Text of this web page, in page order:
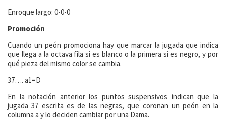
Enroque largo: 0-0-0
Promoción
Cuando un peón promociona hay que marcar la jugada que indica
que llega a la octava fila si es blanco o la primera si es negro, y por
qué pieza del mismo color se cambia.
37…. a1=D
En la notación anterior los puntos suspensivos indican que la
jugada 37 escrita es de las negras, que coronan un peón en la
columna a y lo deciden cambiar por una Dama.